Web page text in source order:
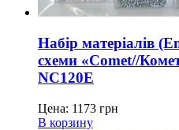
Набір матеріалів
схеми «Comet//
NC120E
Цена: 1173 грн
В корзину